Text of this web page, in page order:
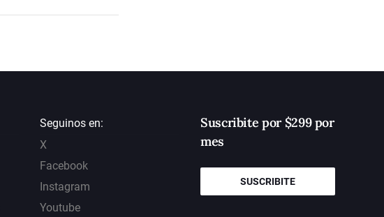
Seguinos en:
X
Facebook
Instagram
Youtube
Suscribite por $299 por
mes
SUSCRIBITE